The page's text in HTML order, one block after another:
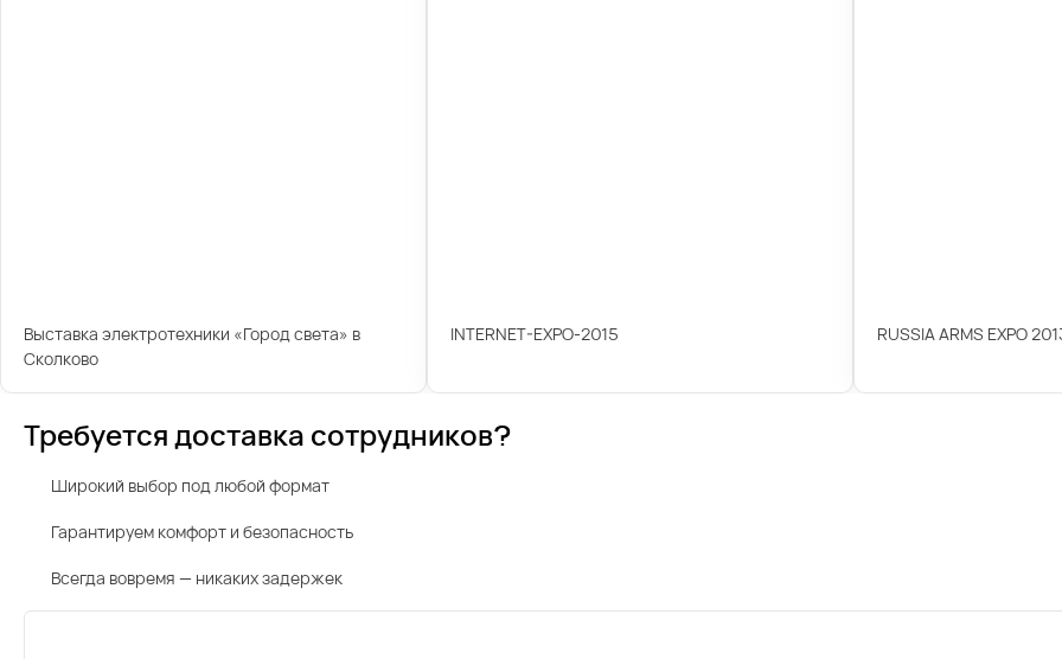
Выставка электротехники «Город света» в
Сколково
INTERNET-EXPO-2015 RUSSIA ARMS EXPO
Требуется доставка сотрудников?
Широкий выбор под любой формат
Гарантируем комфорт и безопасность
Всегда вовремя — никаких задержек